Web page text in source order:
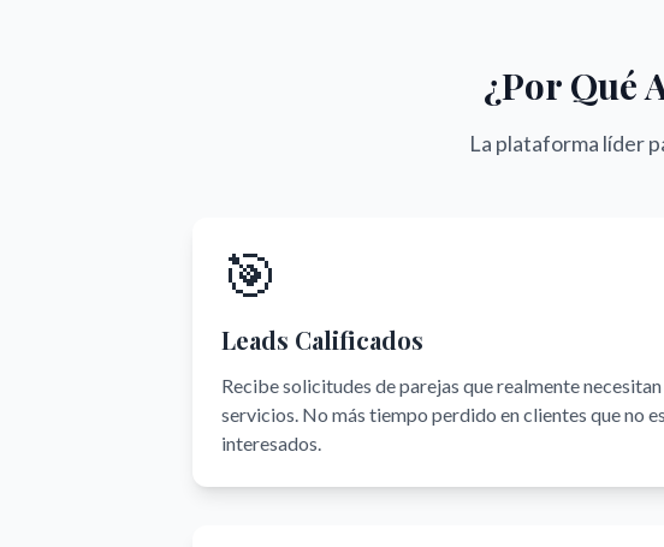
¿Por Qué
La plataforma líder
🎯
Leads Calificados
Recibe solicitudes de parejas que realmente
servicios. No más tiempo perdido en clientes que no
interesados.